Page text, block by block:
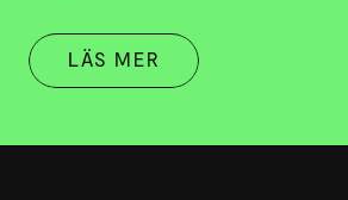
LÄS MER